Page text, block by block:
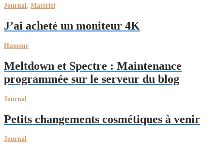
Journal, Matériel
J’ai acheté un moniteur 4K
Humeur
Meltdown et Spectre : Maintenance
programmée sur le serveur du blog
Journal
Petits changements cosmétiques à venir
Journal